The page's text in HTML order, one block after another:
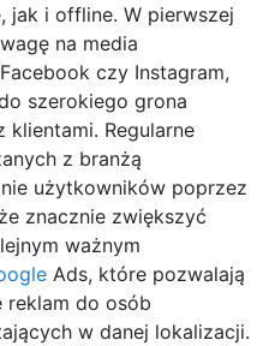
jak i offline. W pierwszej
na media
czy Instagram,
szerokiego grona
Regularne
z branżą
użytkowników poprzez
znacznie zwiększyć
ważnym
Ads, które pozwalają
reklam do osób
w danej lokalizacji.